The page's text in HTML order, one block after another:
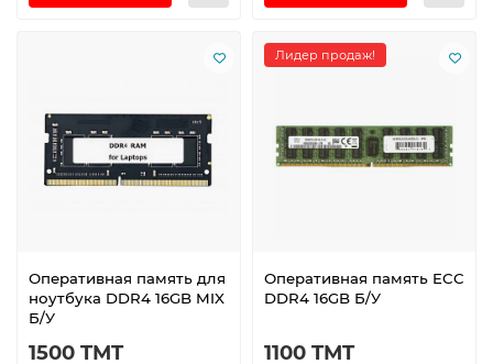
Оперативная память для
ноутбука DDR4 16GB MIX
Б/У
1500 TMT
Лидер продаж!
Оперативная память ECC
DDR4 16GB Б/У
1100 TMT